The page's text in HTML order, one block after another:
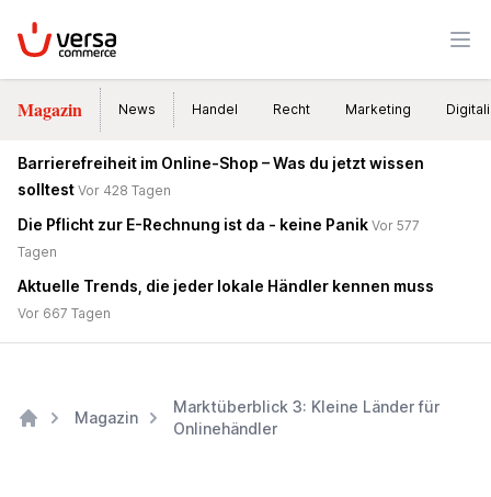
VersaCommerce
Magazin News Handel Recht Marketing
Barrierefreiheit im Online-Shop – Was du jetzt wissen
solltest Vor 428 Tagen
Die Pflicht zur E-Rechnung ist da - keine Panik Vor 577
Tagen
Aktuelle Trends, die jeder lokale Händler kennen muss
Vor 667 Tagen
Magazin
Marktüberblick 3: Kleine Länder für
Onlinehändler